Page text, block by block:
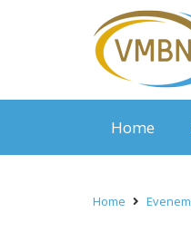
Home
Home